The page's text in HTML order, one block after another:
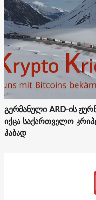
გერმანული ARD-ის
იქცა საქართველო
ჰაბად